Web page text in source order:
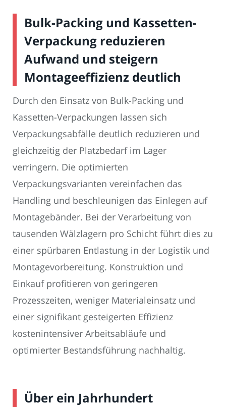
Bulk-Packing und Kassetten-
Verpackung reduzieren
Aufwand und steigern
Montageeffizienz deutlich
Durch den Einsatz von Bulk-Packing und
Kassetten-Verpackungen lassen sich
Verpackungsabfälle deutlich reduzieren und
gleichzeitig der Platzbedarf im Lager
verringern. Die optimierten
Verpackungsvarianten vereinfachen das
Handling und beschleunigen das Einlegen auf
Montagebänder. Bei der Verarbeitung von
tausenden Wälzlagern pro Schicht führt dies zu
einer spürbaren Entlastung in der Logistik und
Montagevorbereitung. Konstruktion und
Einkauf profitieren von geringeren
Prozesszeiten, weniger Materialeinsatz und
einer signifikant gesteigerten Effizienz
kostenintensiver Arbeitsabläufe und
optimierter Bestandsführung nachhaltig.
Über ein Jahrhundert